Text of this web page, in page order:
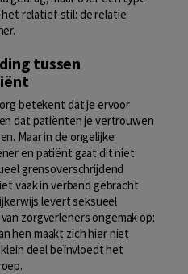
relatief stil: de relatie
tussen
betekent dat je ervoor
dat patiënten je vertrouwen
Maar in de ongelijke
en patiënt gaat dit niet
grensoverschrijdend
vaak in verband gebracht
levert seksueel
zorgverleners ongemak op:
hen maakt zich hier niet
deel beïnvloedt het